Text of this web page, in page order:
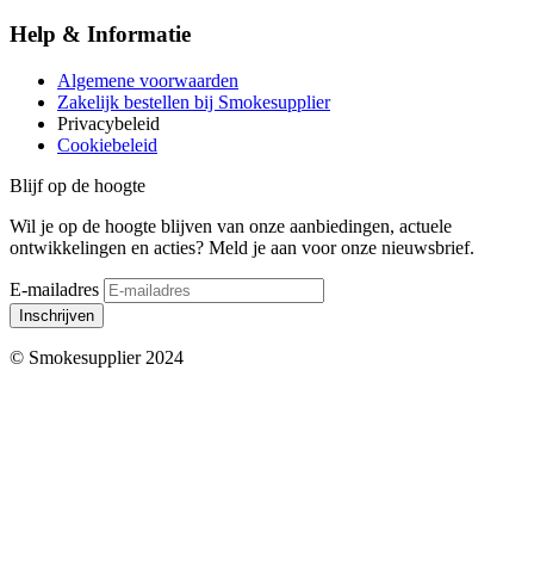
Help & Informatie
Algemene voorwaarden
Zakelijk bestellen bij Smokesupplier
Privacybeleid
Cookiebeleid
Blijf op de hoogte
Wil je op de hoogte blijven van onze aanbiedingen, actuele
ontwikkelingen en acties? Meld je aan voor onze nieuwsbrief.
E-mailadres
Inschrijven
© Smokesupplier 2024